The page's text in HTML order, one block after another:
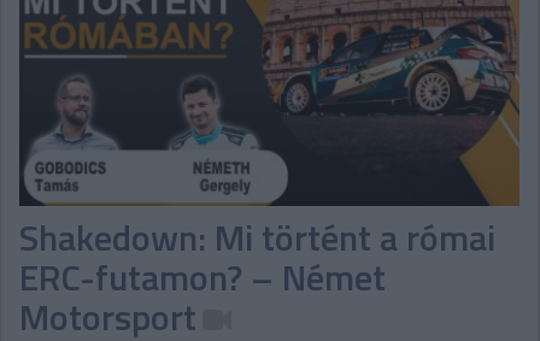
VERSENYNAPTÁRAK
Shakedown: Mi történt a római
ERC-futamon? – Német
Motorsport